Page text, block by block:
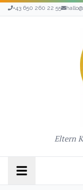
+43 650 260 22 55
Eltern